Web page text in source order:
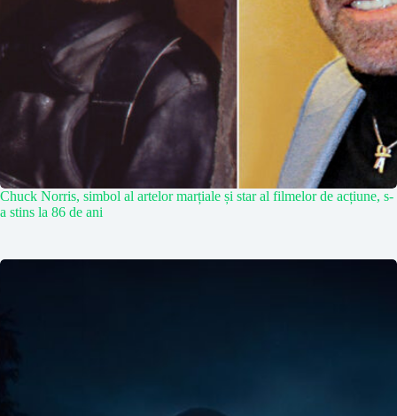
Chuck Norris, simbol al artelor marțiale și star al filmelor de acțiune, s-
a stins la 86 de ani